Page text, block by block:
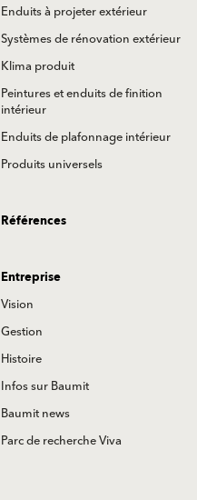
Enduits à projeter extérieur
Systèmes de rénovation extérieur
Klima produit
Peintures et enduits de finition
intérieur
Enduits de plafonnage intérieur
Produits universels
Références
Entreprise
Vision
Gestion
Histoire
Infos sur Baumit
Baumit news
Parc de recherche Viva